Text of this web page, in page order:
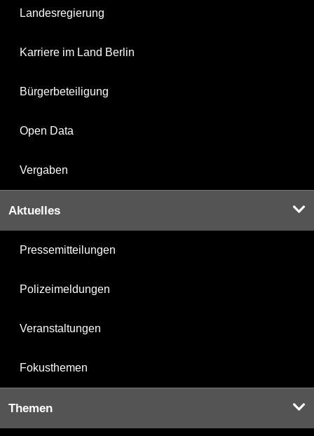
Landesregierung
Karriere im Land Berlin
Bürgerbeteiligung
Open Data
Vergaben
Aktuelles
Pressemitteilungen
Polizeimeldungen
Veranstaltungen
Fokusthemen
Themen